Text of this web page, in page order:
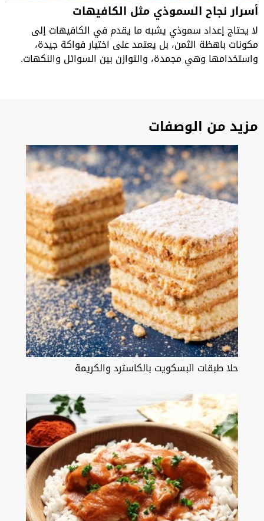
أسرار نجاح السموذي مثل الكافيهات
لا يحتاج إعداد سموذي يشبه ما يقدم في الكافيهات إلى
مكونات باهظة الثمن، بل يعتمد على اختيار فواكة جيدة،
واستخدامها وهي مجمدة، والتوازن بين السوائل والنكهات.
مزيد من الوصفات
حلا طبقات البسكويت بالكاسترد والكريمة